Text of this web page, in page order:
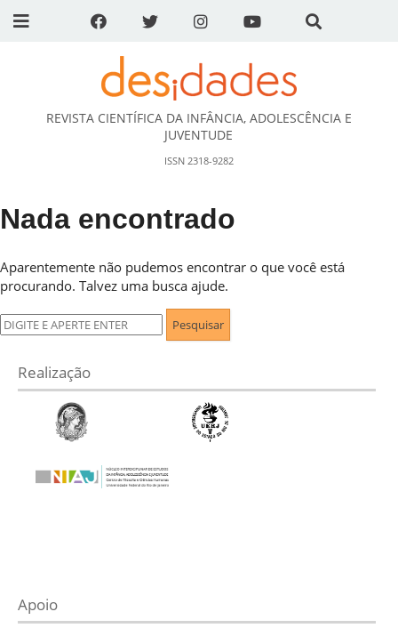
DESidades
REVISTA CIENTÍFICA DA INFÂNCIA, ADOLESCÊNCIA E
JUVENTUDE
ISSN 2318-9282
Nada encontrado
Aparentemente não pudemos encontrar o que você está
procurando. Talvez uma busca ajude.
Pesquisar
por:
Realização
Apoio